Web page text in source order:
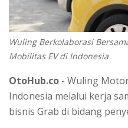
Wuling Berkolaborasi
Mobilitas EV di Indonesia
OtoHub.co - Wuling
Indonesia melalui kerja
bisnis Grab di bidang